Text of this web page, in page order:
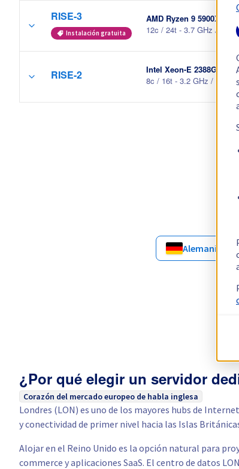
RISE-3
Instalación gratuita
AMD Ryzen 9 5900X
12c / 24t - 3.7 GHz / 4.8
RISE-2
Intel Xeon-E 2388G
8c / 16t - 3.2 GHz / 4.6
Alemania
¿Por qué elegir un servidor
Corazón del mercado europeo de habla inglesa
Londres (LON) es uno de los mayores hubs de
y conectividad de primer nivel hacia las Islas
Alojar en el Reino Unido es la opción natural para
commerce y aplicaciones SaaS. El centro de datos